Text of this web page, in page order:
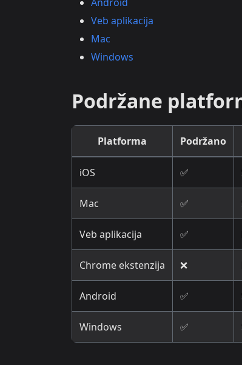
Veb aplikacija
Mac
Windows
Podržane
Platforma Podržano
iOS ✅
Mac ✅
Veb aplikacija ✅
Chrome ekstenzija ❌
Android ✅
Windows ✅